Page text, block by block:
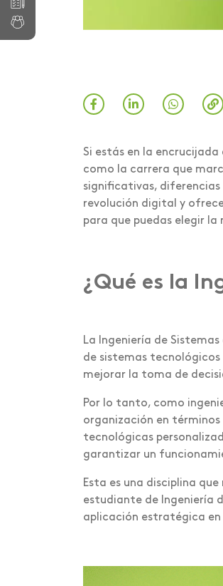
Si estás en la
como la carrera que
significativas, diferencias
revolución digital y
para que puedas elegir
¿Qué es la
La Ingeniería de
de sistemas
mejorar la toma de
Por lo tanto, como
organización en
tecnológicas
garantizar un
Esta es una disciplina
estudiante de Ingeniería
aplicación estratégica en